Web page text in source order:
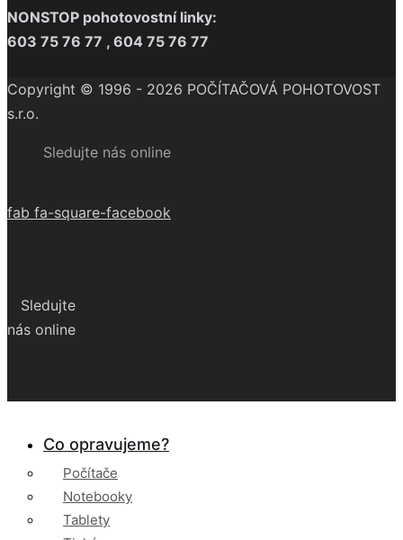
NONSTOP pohotovostní linky:
603 75 76 77 , 604 75 76 77
Copyright © 1996 - 2026 POČÍTAČOVÁ POHOTOVOST
s.r.o.
Sledujte nás online
fab fa-square-facebook
Sledujte
nás online
Co opravujeme?
Počítače
Notebooky
Tablety